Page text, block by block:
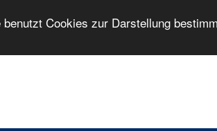
Cookies zur Darstellung